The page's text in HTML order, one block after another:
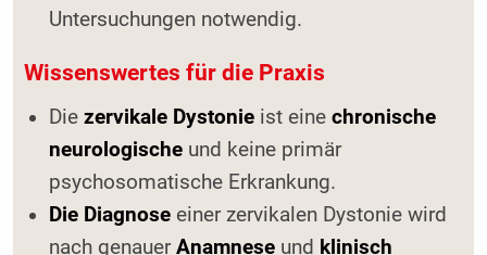
Untersuchungen notwendig.
Wissenswertes für die Praxis
Diezervikale Dystonie ist einechronische
neurologische und keine primär
psychosomatische Erkrankung.
Die Diagnose einer zervikalen Dystonie wird
nach genauer Anamnese und klinisch